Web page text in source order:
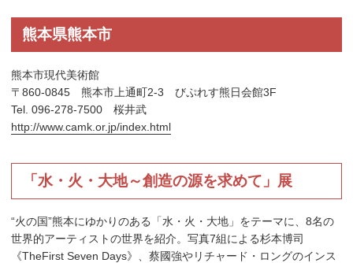
熊本県熊本市
熊本市現代美術館
〒860-0845 熊本市上通町2-3 びぷれす熊日会館3F
Tel. 096-278-7500 桜井武
http://www.camk.or.jp/index.html
「水・火・大地～創造の源を求めて」展
“火の国”熊本にゆかりのある「水・火・大地」をテーマに、8名の
世界的アーティストの世界を紹介。写真7組による杉本博司
《TheFirst Seven Days》、蔡國強やリチャード・ロングのインス